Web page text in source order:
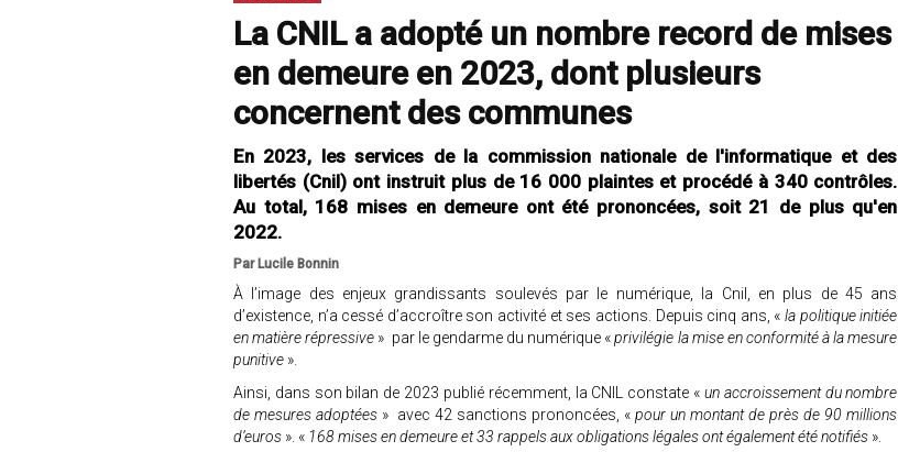
La CNIL a adopté un nombre record de mises
en demeure en 2023, dont plusieurs
concernent des communes
En 2023, les services de la commission nationale de l'informatique et des
libertés (Cnil) ont instruit plus de 16 000 plaintes et procédé à 340 contrôles.
Au total, 168 mises en demeure ont été prononcées, soit 21 de plus qu'en
2022.
Par Lucile Bonnin
À l’image des enjeux grandissants soulevés par le numérique, la Cnil, en plus de 45 ans
d’existence, n’a cessé d’accroître son activité et ses actions. Depuis cinq ans, «la politique initiée
en matière répressive » par le gendarme du numérique «privilégie la mise en conformité à la mesure
punitive ».
Ainsi, dans son bilan de 2023 publié récemment, la CNIL constate « un accroissement du nombre
de mesures adoptées » avec 42 sanctions prononcées, «pour un montant de près de 90 millions
d’euros ». « 168 mises en demeure et 33 rappels aux obligations légales ont également été notifiés ».